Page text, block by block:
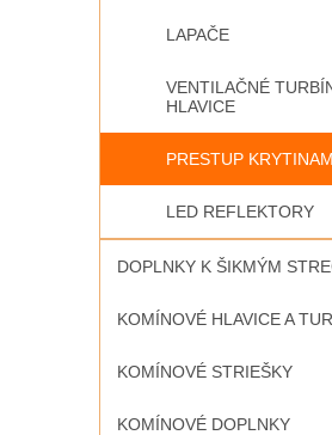
LAPAČE
VENTILAČNÉ
HLAVICE
PRESTUP
LED REFLEKTORY
DOPLNKY K ŠIKMÝM
KOMÍNOVÉ HLAVICE A
KOMÍNOVÉ STRIEŠKY
KOMÍNOVÉ DOPLNKY